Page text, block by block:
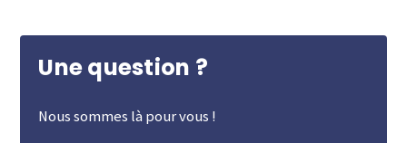
Une question ?
Nous sommes là pour vous !